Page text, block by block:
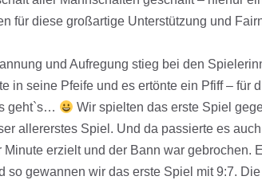
für diese großartige Unterstützung und
und Aufregung stieg bei den
in seine Pfeife und es ertönte ein Pfiff – für
geht`s…
Wir spielten das erste Spiel
allererstes Spiel. Und da passierte es
erzielt und der Bann war gebrochen.
so gewannen wir das erste Spiel mit 9:7.